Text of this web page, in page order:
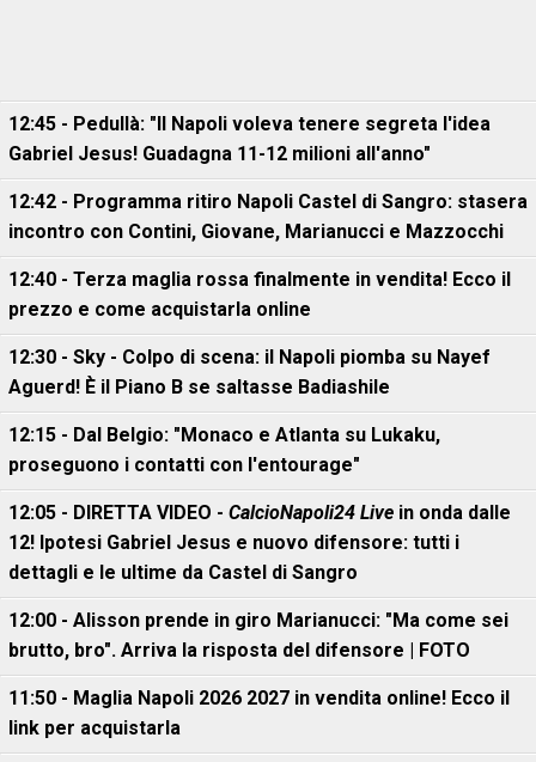
12:45 - Pedullà: "Il Napoli voleva tenere segreta l'idea
Gabriel Jesus! Guadagna 11-12 milioni all'anno"
12:42 - Programma ritiro Napoli Castel di Sangro: stasera
incontro con Contini, Giovane, Marianucci e Mazzocchi
12:40 - Terza maglia rossa finalmente in vendita! Ecco il
prezzo e come acquistarla online
12:30 - Sky - Colpo di scena: il Napoli piomba su Nayef
Aguerd! È il Piano B se saltasse Badiashile
12:15 - Dal Belgio: "Monaco e Atlanta su Lukaku,
proseguono i contatti con l'entourage"
12:05 - DIRETTA VIDEO - CalcioNapoli24 Live in onda dalle
12! Ipotesi Gabriel Jesus e nuovo difensore: tutti i
dettagli e le ultime da Castel di Sangro
12:00 - Alisson prende in giro Marianucci: "Ma come sei
brutto, bro". Arriva la risposta del difensore | FOTO
11:50 - Maglia Napoli 2026 2027 in vendita online! Ecco il
link per acquistarla